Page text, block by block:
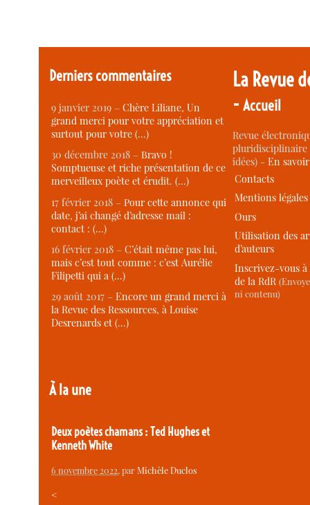
Derniers commentaires
9 janvier 2019 –Chère Liliane, Un
grand merci pour votre appréciation et
surtout pour votre (…)
30 décembre 2018 –Bravo !
Somptueuse et riche présentation de ce
merveilleux poète et érudit. (…)
17 février 2018 –Pour cette annonce qui
date, j’ai changé d’adresse mail :
contact : (…)
16 février 2018 –C’était même pas lui,
mais c’est tout comme : c’est Aurélie
Filipetti qui a (…)
29 août 2017 –Encore un grand merci à
la Revue des Ressources, à Louise
Desrenards et (…)
À la une
Deux poètes chamans : Ted Hughes et
Kenneth White
6 novembre 2022, parMichèle Duclos
<
La Revue
-Accueil
Revue
idées) -En
Contacts
Mentions légales
Ours
Utilisation des
d’auteurs
Inscrivez-vous
de la RdR
ni contenu)